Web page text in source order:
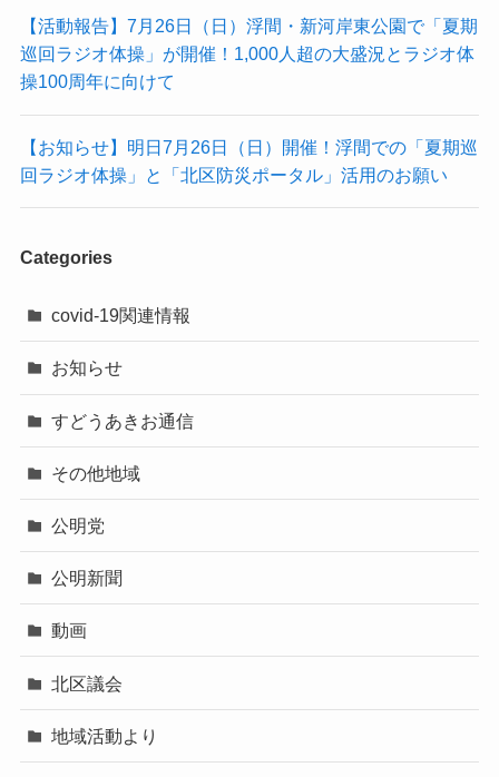
【活動報告】7月26日（日）浮間・新河岸東公園で「夏期
巡回ラジオ体操」が開催！1,000人超の大盛況とラジオ体
操100周年に向けて
【お知らせ】明日7月26日（日）開催！浮間での「夏期巡
回ラジオ体操」と「北区防災ポータル」活用のお願い
Categories
covid-19関連情報
お知らせ
すどうあきお通信
その他地域
公明党
公明新聞
動画
北区議会
地域活動より